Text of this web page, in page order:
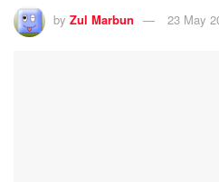
by Zul Marbun 23 May